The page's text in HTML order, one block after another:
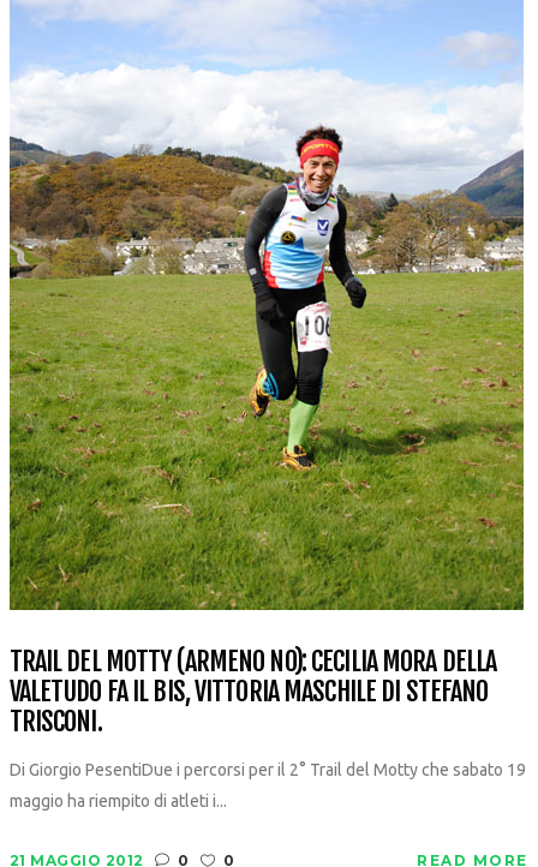
TRAIL DEL MOTTY (ARMENO NO): CECILIA MORA DELLA
VALETUDO FA IL BIS, VITTORIA MASCHILE DI STEFANO
TRISCONI.
Di Giorgio PesentiDue i percorsi per il 2° Trail del Motty che sabato 19
maggio ha riempito di atleti i...
21 MAGGIO 2012 0 0 READ MORE